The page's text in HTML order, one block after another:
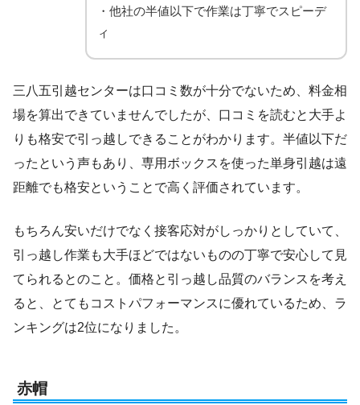
・他社の半値以下で作業は丁寧でスピーデ
ィ
三八五引越センターは口コミ数が十分でないため、料金相
場を算出できていませんでしたが、口コミを読むと大手よ
りも格安で引っ越しできることがわかります。半値以下だ
ったという声もあり、専用ボックスを使った単身引越は遠
距離でも格安ということで高く評価されています。
もちろん安いだけでなく接客応対がしっかりとしていて、
引っ越し作業も大手ほどではないものの丁寧で安心して見
てられるとのこと。価格と引っ越し品質のバランスを考え
ると、とてもコストパフォーマンスに優れているため、ラ
ンキングは2位になりました。
赤帽